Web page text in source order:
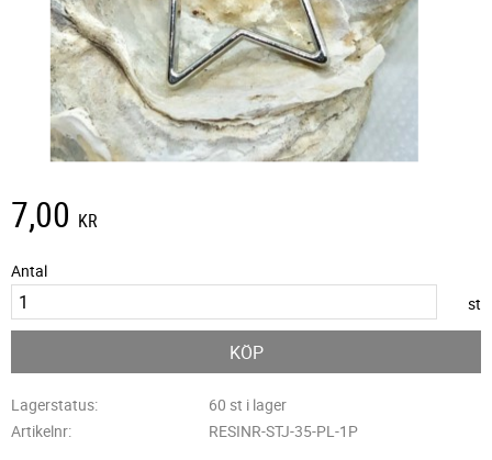
7,00 KR
Antal
st
KÖP
Lagerstatus
60 st i lager
Artikelnr
RESINR-STJ-35-PL-1P